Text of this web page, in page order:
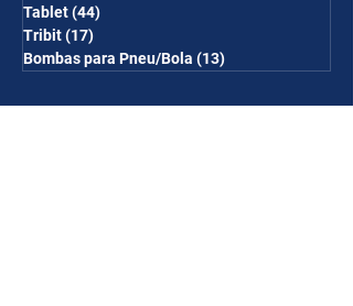
Tablet(44)
Tribit(17)
Bombas para Pneu/Bola (13)